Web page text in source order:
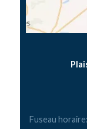
Fuseau horaire: